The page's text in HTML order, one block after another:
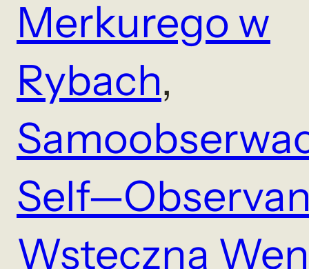
Merkurego w
Rybach
Wsteczna